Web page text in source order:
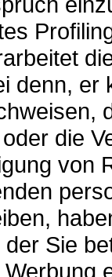
denn,
die
von
Sie